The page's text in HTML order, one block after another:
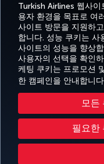
Turkish Airlines 웹사
용자 환경을 목표로 여
사이트 방문을 지원하
합니다. 성능 쿠키는 사
사이트의 성능을 향상
사용자의 선택을 확인
케팅 쿠키는 프로모션
한 캠페인을 안내합니
모든
필요한
페이스북
트위터
인
예약
및 관
리
경
험
특가 및
목적지
도
움
말
접근성 개인정보보호 및 쿠키 정책
항공교통이용자 서비스 계획 미